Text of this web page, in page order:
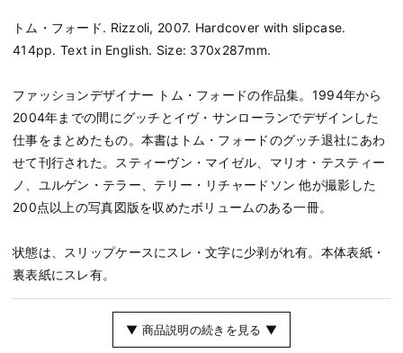
トム・フォード. Rizzoli, 2007. Hardcover with slipcase.
414pp. Text in English. Size: 370x287mm.
ファッションデザイナー トム・フォードの作品集。1994年から
2004年までの間にグッチとイヴ・サンローランでデザインした
仕事をまとめたもの。本書はトム・フォードのグッチ退社にあわ
せて刊行された。スティーヴン・マイゼル、マリオ・テスティー
ノ、ユルゲン・テラー、テリー・リチャードソン 他が撮影した
200点以上の写真図版を収めたボリュームのある一冊。
状態は、スリップケースにスレ・文字に少剥がれ有。本体表紙・
裏表紙にスレ有。
▼ 商品説明の続きを見る ▼